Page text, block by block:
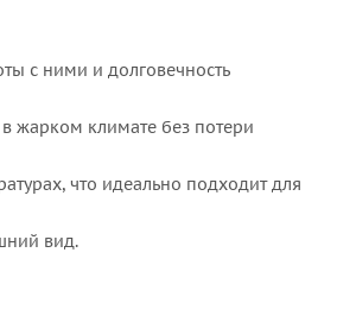
с ними и долговечность
в жарком климате без потери
что идеально подходит для
вид.